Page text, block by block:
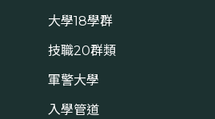
大學18學群
技職20群類
軍警大學
入學管道